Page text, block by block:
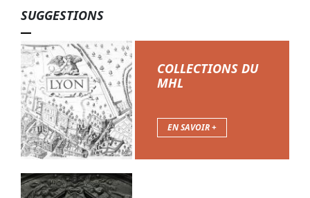
Salle Lacassagne du Musée d'Histoire de Lyon vers 1940-
1950 - © Gadagne
Restauration des Salles Remarquables en 2005 - © Gadagne
SUGGESTIONS
COLLECTIONS DU
MHL
EN SAVOIR +